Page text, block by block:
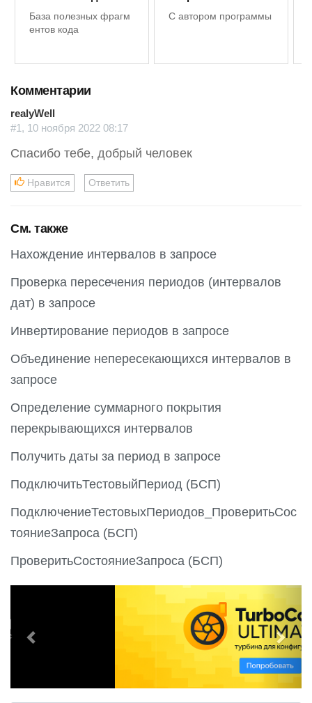
База полезных фрагм
ентов кода
С автором программы
Комментарии
realyWell
#1, 10 ноября 2022 08:17
Спасибо тебе, добрый человек
Нравится Ответить
См. также
Нахождение интервалов в запросе
Проверка пересечения периодов (интервалов
дат) в запросе
Инвертирование периодов в запросе
Объединение непересекающихся интервалов в
запросе
Определение суммарного покрытия
перекрывающихся интервалов
Получить даты за период в запросе
ПодключитьТестовыйПериод (БСП)
ПодключениеТестовыхПериодов_ПроверитьСос
тояниеЗапроса (БСП)
ПроверитьСостояниеЗапроса (БСП)
e
o
e
x
t